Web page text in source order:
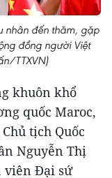
nhân đến thăm, gặp
đồng người Việt
TTXVN)
khuôn khổ
quốc Maroc,
tịch Quốc
Nguyễn Thị
viên Đại sứ